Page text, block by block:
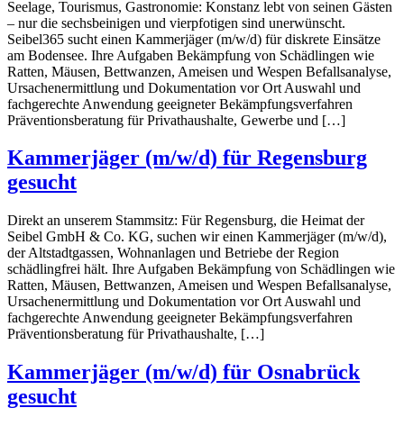
Seelage, Tourismus, Gastronomie: Konstanz lebt von seinen Gästen
– nur die sechsbeinigen und vierpfotigen sind unerwünscht.
Seibel365 sucht einen Kammerjäger (m/w/d) für diskrete Einsätze
am Bodensee. Ihre Aufgaben Bekämpfung von Schädlingen wie
Ratten, Mäusen, Bettwanzen, Ameisen und Wespen Befallsanalyse,
Ursachenermittlung und Dokumentation vor Ort Auswahl und
fachgerechte Anwendung geeigneter Bekämpfungsverfahren
Präventionsberatung für Privathaushalte, Gewerbe und […]
Kammerjäger (m/w/d) für Regensburg
gesucht
Direkt an unserem Stammsitz: Für Regensburg, die Heimat der
Seibel GmbH & Co. KG, suchen wir einen Kammerjäger (m/w/d),
der Altstadtgassen, Wohnanlagen und Betriebe der Region
schädlingfrei hält. Ihre Aufgaben Bekämpfung von Schädlingen wie
Ratten, Mäusen, Bettwanzen, Ameisen und Wespen Befallsanalyse,
Ursachenermittlung und Dokumentation vor Ort Auswahl und
fachgerechte Anwendung geeigneter Bekämpfungsverfahren
Präventionsberatung für Privathaushalte, […]
Kammerjäger (m/w/d) für Osnabrück
gesucht